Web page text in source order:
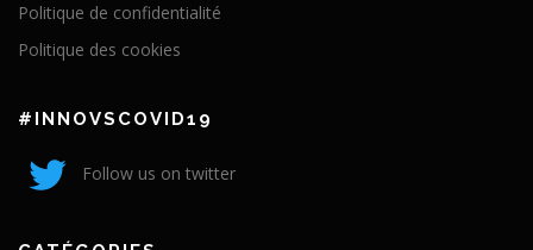
Politique de confidentialité
Politique des cookies
#INNOVSCOVID19
Follow us on twitter